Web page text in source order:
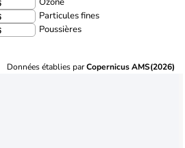
Particules fines
Poussières
Données établies parCopernicus AMS(2026)